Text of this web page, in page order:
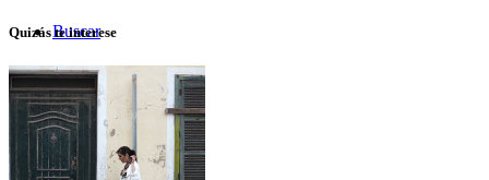
Buscar
Menú Menú
Quizás te interese